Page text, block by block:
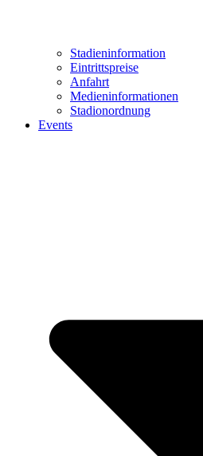
Stadieninformation
Eintrittspreise
Anfahrt
Medieninformationen
Stadionordnung
Events